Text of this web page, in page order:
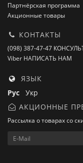
Партнёрская программа
Акционные товары
КОНТАКТЫ
(098) 387-47-47
Viber НАПИСАТЬ НАМ
ЯЗЫК
Рус Укр
АКЦИОННЫЕ
Рассылка о товарах со